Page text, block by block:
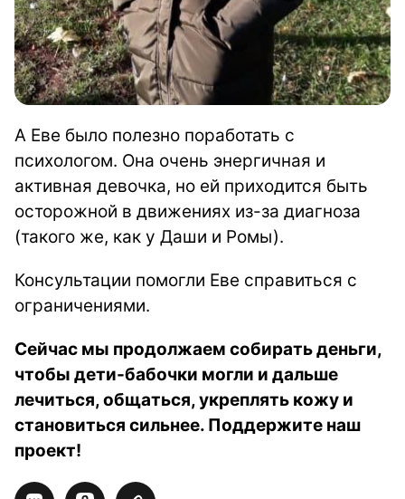
А Еве было полезно поработать с
психологом. Она очень энергичная и
активная девочка, но ей приходится быть
осторожной в движениях из-за диагноза
(такого же, как у Даши и Ромы).
Консультации помогли Еве справиться с
ограничениями.
Сейчас мы продолжаем собирать деньги,
чтобы дети-бабочки могли и дальше
лечиться, общаться, укреплять кожу и
становиться сильнее. Поддержите наш
проект!